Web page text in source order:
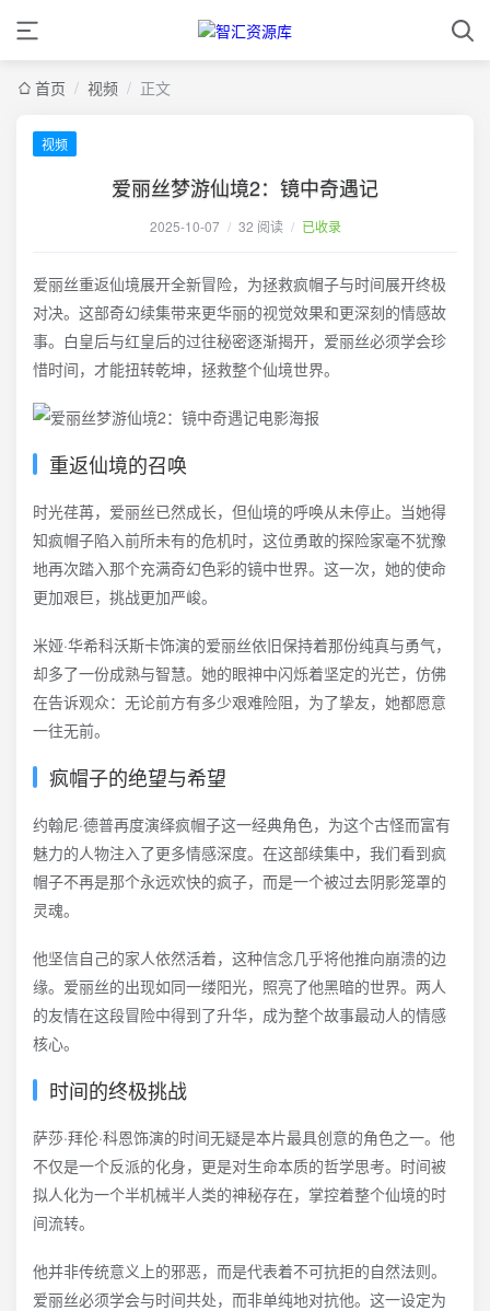
首页 / 视频 / 正文
视频
爱丽丝梦游仙境2：镜中奇遇记
2025-10-07 / 32 阅读 / 已收录
爱丽丝重返仙境展开全新冒险，为拯救疯帽子与时间展开终极
对决。这部奇幻续集带来更华丽的视觉效果和更深刻的情感故
事。白皇后与红皇后的过往秘密逐渐揭开，爱丽丝必须学会珍
惜时间，才能扭转乾坤，拯救整个仙境世界。
重返仙境的召唤
时光荏苒，爱丽丝已然成长，但仙境的呼唤从未停止。当她得
知疯帽子陷入前所未有的危机时，这位勇敢的探险家毫不犹豫
地再次踏入那个充满奇幻色彩的镜中世界。这一次，她的使命
更加艰巨，挑战更加严峻。
米娅·华希科沃斯卡饰演的爱丽丝依旧保持着那份纯真与勇气，
却多了一份成熟与智慧。她的眼神中闪烁着坚定的光芒，仿佛
在告诉观众：无论前方有多少艰难险阻，为了挚友，她都愿意
一往无前。
疯帽子的绝望与希望
约翰尼·德普再度演绎疯帽子这一经典角色，为这个古怪而富有
魅力的人物注入了更多情感深度。在这部续集中，我们看到疯
帽子不再是那个永远欢快的疯子，而是一个被过去阴影笼罩的
灵魂。
他坚信自己的家人依然活着，这种信念几乎将他推向崩溃的边
缘。爱丽丝的出现如同一缕阳光，照亮了他黑暗的世界。两人
的友情在这段冒险中得到了升华，成为整个故事最动人的情感
核心。
时间的终极挑战
萨莎·拜伦·科恩饰演的时间无疑是本片最具创意的角色之一。他
不仅是一个反派的化身，更是对生命本质的哲学思考。时间被
拟人化为一个半机械半人类的神秘存在，掌控着整个仙境的时
间流转。
他并非传统意义上的邪恶，而是代表着不可抗拒的自然法则。
爱丽丝必须学会与时间共处，而非单纯地对抗他。这一设定为